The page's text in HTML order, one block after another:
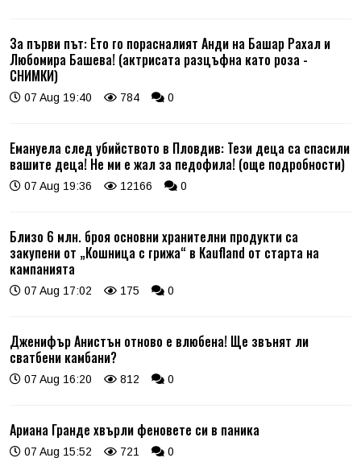
За първи път: Ето го порасналият Анди на Башар Рахал и
Любомира Башева! (актрисата разцъфна като роза -
СНИМКИ)
07 Aug 19:40 784 0
Емануела след убийството в Пловдив: Тези деца са спасили
вашите деца! Не ми е жал за педофила! (още подробности)
07 Aug 19:36 12166 0
Близо 6 млн. броя основни хранителни продукти са
закупени от „Кошница с грижа“ в Kaufland от старта на
кампанията
07 Aug 17:02 175 0
Дженифър Анистън отново е влюбена! Ще звънят ли
сватбени камбани?
07 Aug 16:20 812 0
Ариана Гранде хвърли феновете си в паника
07 Aug 15:52 721 0